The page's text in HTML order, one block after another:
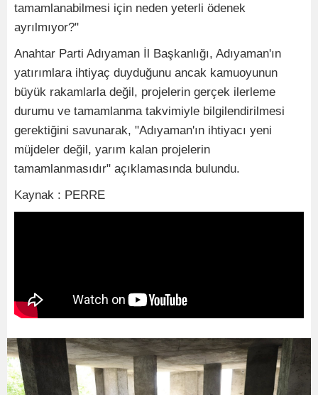
tamamlanabilmesi için neden yeterli ödenek
ayrılmıyor?"
Anahtar Parti Adıyaman İl Başkanlığı, Adıyaman'ın
yatırımlara ihtiyaç duyduğunu ancak kamuoyunun
büyük rakamlarla değil, projelerin gerçek ilerleme
durumu ve tamamlanma takvimiyle bilgilendirilmesi
gerektiğini savunarak, "Adıyaman'ın ihtiyacı yeni
müjdeler değil, yarım kalan projelerin
tamamlanmasıdır" açıklamasında bulundu.
Kaynak : PERRE